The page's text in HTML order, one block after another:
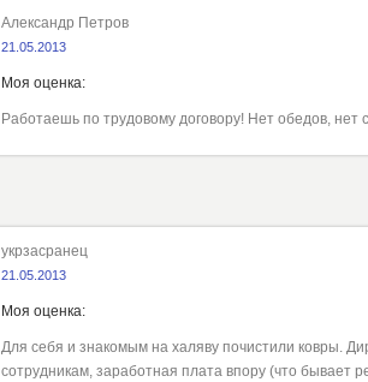
Александр Петров
21.05.2013
Моя оценка:
Работаешь по трудовому договору! Нет обедов,
укрзасранец
21.05.2013
Моя оценка:
Для себя и знакомым на халяву почистили ковры.
сотрудникам, заработная плата впору (что бывает